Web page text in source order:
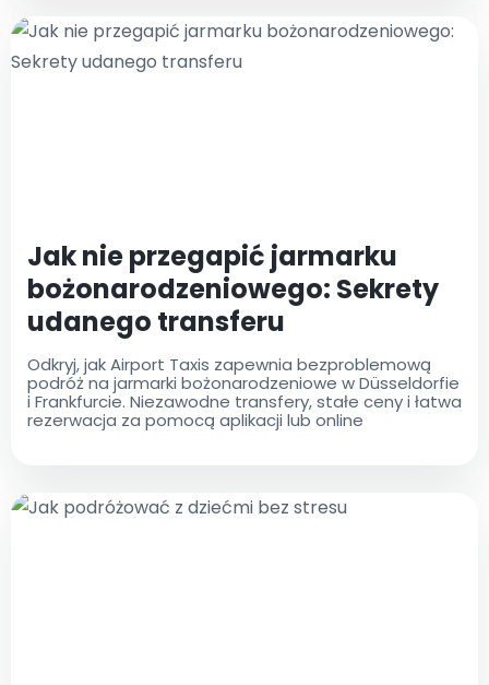
Jak nie przegapić jarmarku
bożonarodzeniowego: Sekrety
udanego transferu
Odkryj, jak Airport Taxis zapewnia bezproblemową
podróż na jarmarki bożonarodzeniowe w Düsseldorfie
i Frankfurcie. Niezawodne transfery, stałe ceny i łatwa
rezerwacja za pomocą aplikacji lub online